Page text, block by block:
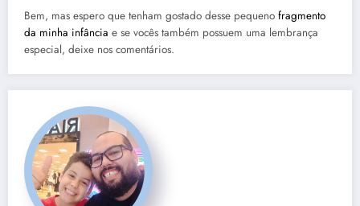
Bem, mas espero que tenham gostado desse pequeno fragmento
da minha infância e se vocês também possuem uma lembrança
especial, deixe nos comentários.